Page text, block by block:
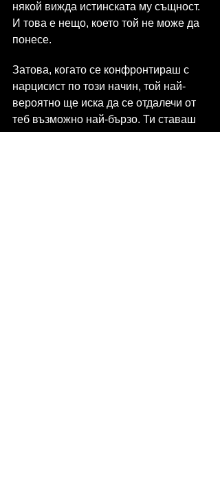
някой вижда истинската му същност.
И това е нещо, което той не може да
понесе.
Затова, когато се конфронтираш с
нарцисист по този начин, той най-
вероятно ще иска да се отдалечи от
теб възможно най-бързо. Ти ставаш
опасен за него, защото виждаш през